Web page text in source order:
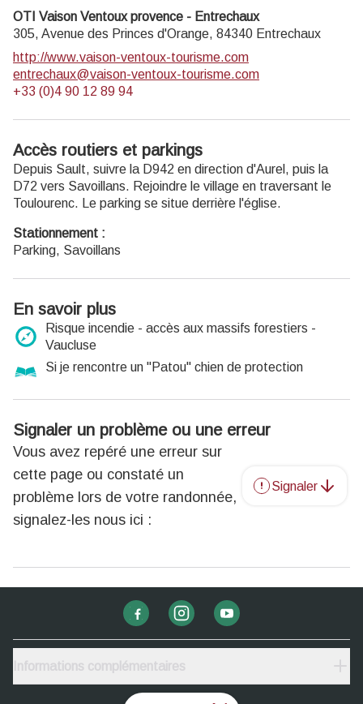
OTI Vaison Ventoux provence - Entrechaux
305, Avenue des Princes d'Orange, 84340 Entrechaux
http://www.vaison-ventoux-tourisme.com
entrechaux@vaison-ventoux-tourisme.com
+33 (0)4 90 12 89 94
Accès routiers et parkings
Depuis Sault, suivre la D942 en direction d'Aurel, puis la
D72 vers Savoillans. Rejoindre le village en traversant le
Toulourenc. Le parking se situe derrière l'église.
Stationnement :
Parking, Savoillans
En savoir plus
Risque incendie - accès aux massifs forestiers -
Vaucluse
Si je rencontre un "Patou" chien de protection
Signaler un problème ou une erreur
Vous avez repéré une erreur sur
cette page ou constaté un
problème lors de votre randonnée,
signalez-les nous ici :
Signaler
Informations complémentaires